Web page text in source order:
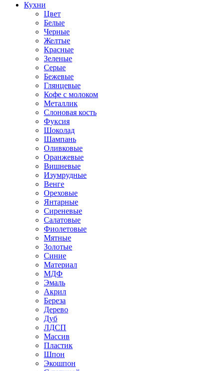
Кухни
Цвет
Белые
Черные
Желтые
Красные
Зеленые
Серые
Бежевые
Глянцевые
Кофе с молоком
Металлик
Слоновая кость
Фуксия
Шоколад
Шампань
Оливковые
Оранжевые
Вишневые
Изумрудные
Венге
Ореховые
Янтарные
Сиреневые
Салатовые
Фиолетовые
Мятные
Золотые
Синие
Материал
МДФ
Эмаль
Акрил
Береза
Дерево
Дуб
ЛДСП
Массив
Пластик
Шпон
Экошпон